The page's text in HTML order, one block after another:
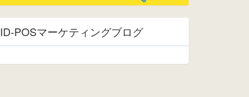
ID-POSマーケティングブログ